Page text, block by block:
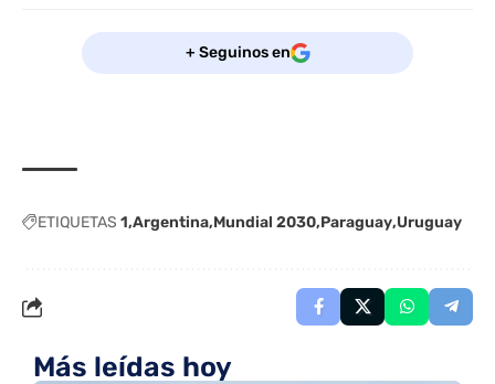
+ Seguinos en
ETIQUETAS 1 Argentina Mundial 2030 Paraguay Uruguay
Más leídas hoy